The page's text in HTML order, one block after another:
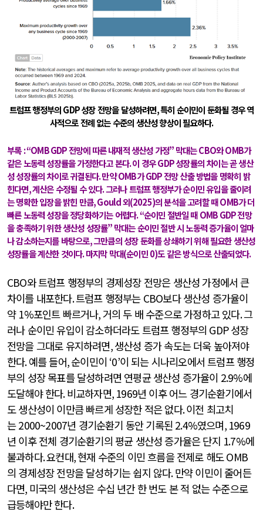
트럼프 행정부의GDP성장 전망을 달성하려면,특히 순이민이 둔화될 경우 역
사적으로 전례 없는 수준의 생산성 향상이 필요하다.
부록: “OMB GDP전망에 따른 내재적 생산성 가정”막대는CBO와OMB가
같은 노동력 성장률을 가정한다고 본다.이 경우GDP성장률의 차이는 곧 생산
성 성장률의 차이로 귀결된다.만약OMB가GDP전망 산출 방법을 명확히 밝
힌다면,계산은 수정될 수 있다.그러나 트럼프 행정부가 순이민 유입을 줄이려
는 명확한 입장을 밝힌 만큼, Gould외(2025)의 분석을 고려할 때OMB가 더
빠른 노동력 성장을 정당화하기는 어렵다. “순이민 절반일 때OMB GDP전망
을 충족하기 위한 생산성 성장률”막대는 순이민 절반 시 노동력 증가율이 얼마
나 감소하는지를 바탕으로,그만큼의 성장 둔화를 상쇄하기 위해 필요한 생산성
성장률을 계산한 것이다.마지막 막대(순이민0)도 같은 방식으로 산출되었다.
CBO와 트럼프 행정부의 경제성장 전망은 생산성 가정에서 큰
차이를 내포한다.트럼프 행정부는 CBO보다 생산성 증가율이
약 1%포인트 빠르거나,거의 두 배 수준으로 가정하고 있다.그
러나 순이민 유입이 감소하더라도 트럼프 행정부의 GDP성장
전망을 그대로 유지하려면,생산성 증가 속도는 더욱 높아져야
한다.예를 들어,순이민이 ‘0’이 되는 시나리오에서 트럼프 행정
부의 성장 목표를 달성하려면 연평균 생산성 증가율이 2.9%에
도달해야 한다.비교하자면, 1969년 이후 어느 경기순환기에서
도 생산성이 이만큼 빠르게 성장한 적은 없다.이전 최고치
는2000~2007년 경기순환기 동안 기록된 2.4%였으며, 1969
년 이후 전체 경기순환기의 평균 생산성 증가율은 단지 1.7%에
불과하다.요컨대,현재 수준의 이민 흐름을 전제로 해도OMB
의 경제성장 전망을 달성하기는 쉽지 않다.만약 이민이 줄어든
다면, 미국의 생산성은 수십 년간 한 번도 본 적 없는 수준으로
급등해야만 한다.